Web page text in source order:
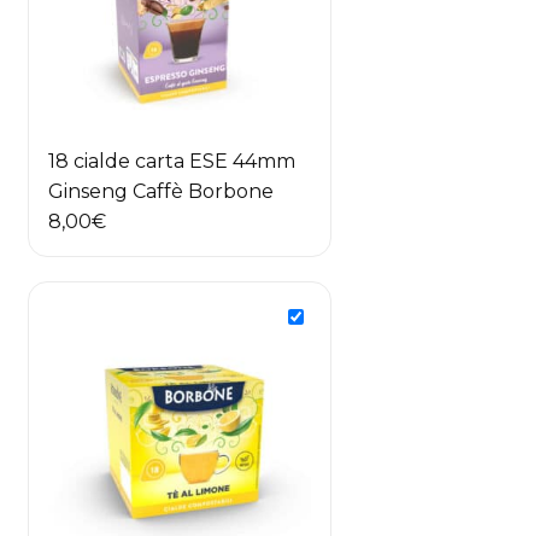
18 cialde carta ESE 44mm
Ginseng Caffè Borbone
8,00€